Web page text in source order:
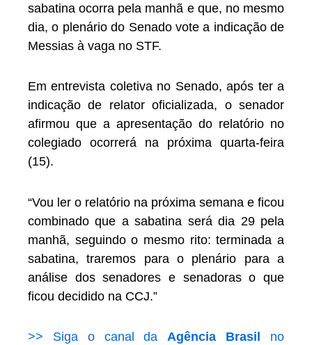
sabatina ocorra pela manhã e que, no mesmo
dia, o plenário do Senado vote a indicação de
Messias à vaga no STF.
Em entrevista coletiva no Senado, após ter a
indicação de relator oficializada, o senador
afirmou que a apresentação do relatório no
colegiado ocorrerá na próxima quarta-feira
(15).
“Vou ler o relatório na próxima semana e ficou
combinado que a sabatina será dia 29 pela
manhã, seguindo o mesmo rito: terminada a
sabatina, traremos para o plenário para a
análise dos senadores e senadoras o que
ficou decidido na CCJ.”
>> Siga o canal daAgência Brasil no